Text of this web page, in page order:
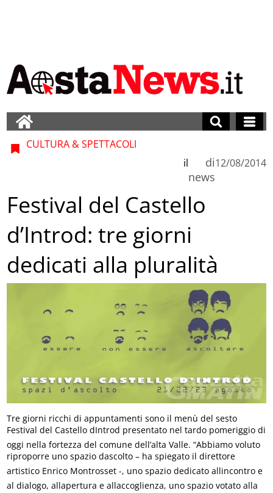
CULTURA & SPETTACOLI
di
news
il 12/08/2014
Festival del Castello
d’Introd: tre giorni
dedicati alla pluralità
Tre giorni ricchi di appuntamenti sono il menù del sesto
Festival del Castello dIntrod presentato nel tardo pomeriggio di
oggi nella fortezza del comune dell’alta Valle. “Abbiamo voluto
riproporre uno spazio dascolto – ha spiegato il direttore
artistico Enrico Montrosset -, uno spazio dedicato allincontro e
al dialogo, allapertura e allaccoglienza, uno spazio votato alla